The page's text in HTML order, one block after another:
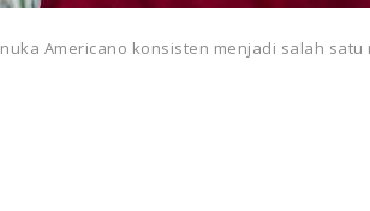
Americano konsisten menjadi salah